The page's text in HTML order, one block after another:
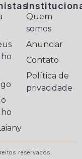
Quem
somos
Anunciar
Contato
Política de
privacidade
reservados.